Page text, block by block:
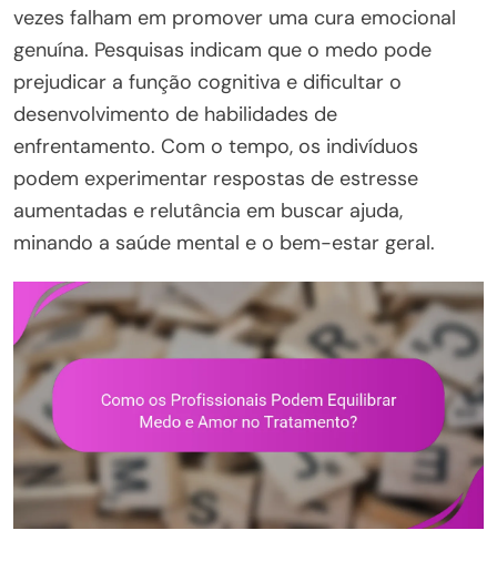
vezes falham em promover uma cura emocional
genuína. Pesquisas indicam que o medo pode
prejudicar a função cognitiva e dificultar o
desenvolvimento de habilidades de
enfrentamento. Com o tempo, os indivíduos
podem experimentar respostas de estresse
aumentadas e relutância em buscar ajuda,
minando a saúde mental e o bem-estar geral.